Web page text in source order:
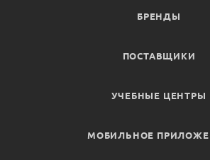
БРЕНДЫ
ПОСТАВЩИКИ
УЧЕБНЫЕ ЦЕНТРЫ
МОБИЛЬНОЕ